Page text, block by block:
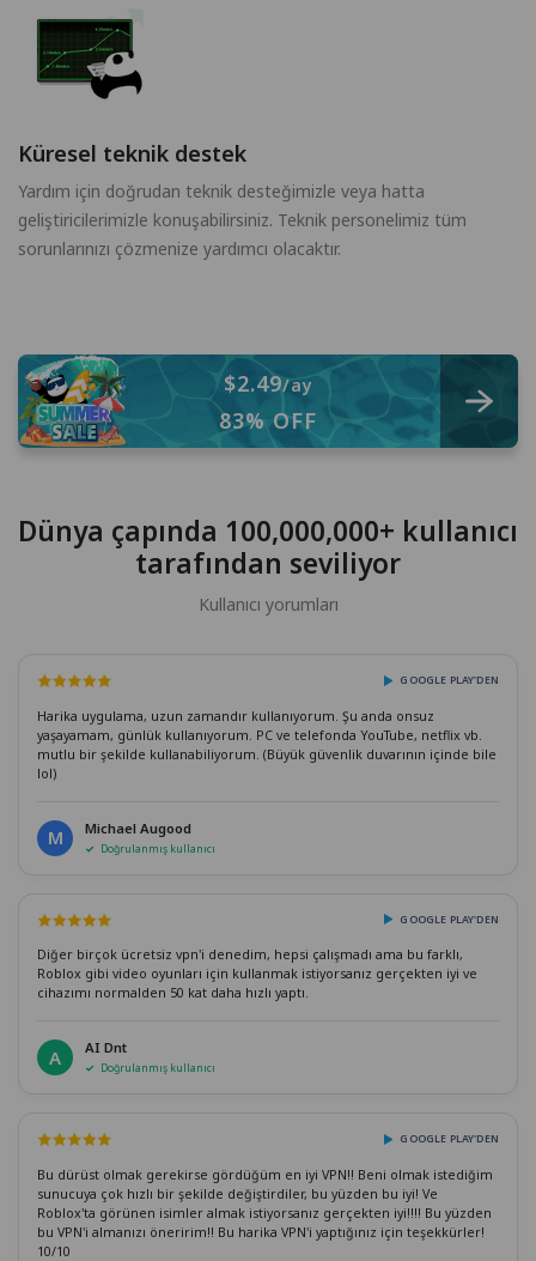
Küresel teknik destek
Yardım için doğrudan teknik desteğimizle veya hatta
geliştiricilerimizle konuşabilirsiniz. Teknik personelimiz tüm
sorunlarınızı çözmenize yardımcı olacaktır.
$2.49/ay
83% OFF
Dünya çapında 100,000,000+ kullanıcı
tarafından seviliyor
Kullanıcı yorumları
GOOGLE PLAY'DEN
Harika uygulama, uzun zamandır kullanıyorum. Şu anda onsuz
yaşayamam, günlük kullanıyorum. PC ve telefonda YouTube, netflix vb.
mutlu bir şekilde kullanabiliyorum. (Büyük güvenlik duvarının içinde bile
lol)
M Michael Augood
Doğrulanmış kullanıcı
GOOGLE PLAY'DEN
Diğer birçok ücretsiz vpn'i denedim, hepsi çalışmadı ama bu farklı,
Roblox gibi video oyunları için kullanmak istiyorsanız gerçekten iyi ve
cihazımı normalden 50 kat daha hızlı yaptı.
A AI Dnt
Doğrulanmış kullanıcı
GOOGLE PLAY'DEN
Bu dürüst olmak gerekirse gördüğüm en iyi VPN!! Beni olmak istediğim
sunucuya çok hızlı bir şekilde değiştirdiler, bu yüzden bu iyi! Ve
Roblox'ta görünen isimler almak istiyorsanız gerçekten iyi!!!! Bu yüzden
bu VPN'i almanızı öneririm!! Bu harika VPN'i yaptığınız için teşekkürler!
10/10